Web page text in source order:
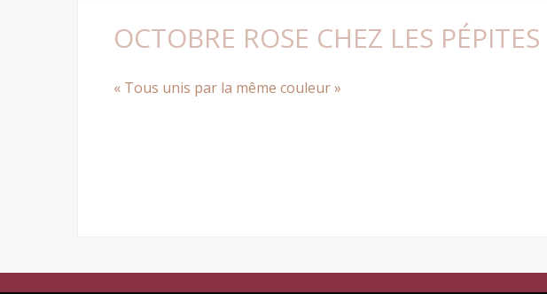
OCTOBRE ROSE CHEZ LES PÉPITES
« Tous unis par la même couleur »